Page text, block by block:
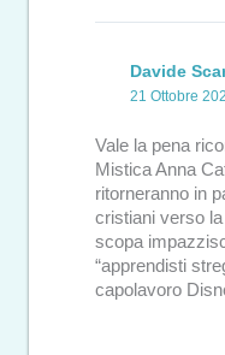
Davide
21 Ottobre
Vale la pena
Mistica Anna
ritorneranno in
cristiani verso la
scopa
“apprendisti
capolavoro